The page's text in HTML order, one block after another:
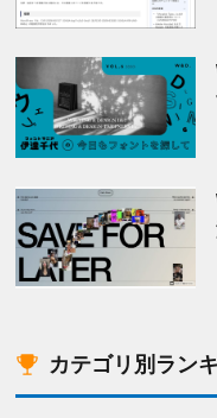
カテゴリ別ラン